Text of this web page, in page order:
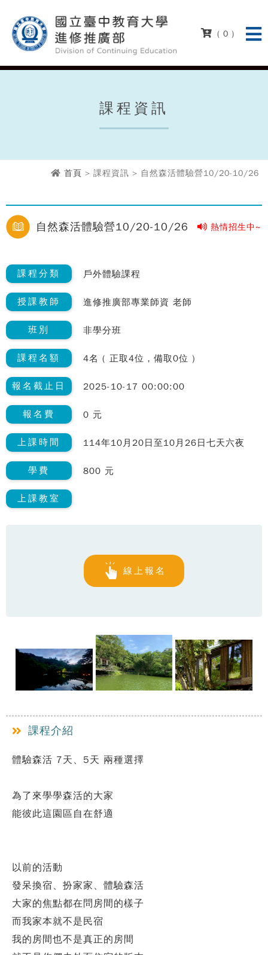
( 0 )
課程資訊
首頁 > 課程資訊 > 自然森活體驗營10/20-10/26
自然森活體驗營10/20-10/26 熱情招生中~
課程分類 戶外體驗課程
授課教師 進修推廣部專業師資 老師
班別 非學分班
課程名額 4名 ( 正取4位，備取0位 )
報名截止日 2025-10-17 00:00:00
報名費 0 元
上課時間 114年10月20日至10月26日七天六夜
學費 800 元
上課教室
線上報名
課程介紹
體驗森活 7天、5天 兩種選擇
為了來學學森活的大家
能彼此這園區自在舒適
以前的活動
發呆換宿、扮家家、體驗森活
大家的焦點都在問房間的樣子
而我家本就不是民宿
我的房間也不是真正的房間